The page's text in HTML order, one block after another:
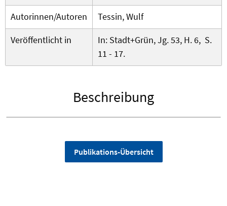
Autorinnen/Autoren
Tessin, Wulf
Veröffentlicht in
In: Stadt+Grün, Jg. 53, H. 6, S.
11 - 17.
Beschreibung
Publikations-Übersicht